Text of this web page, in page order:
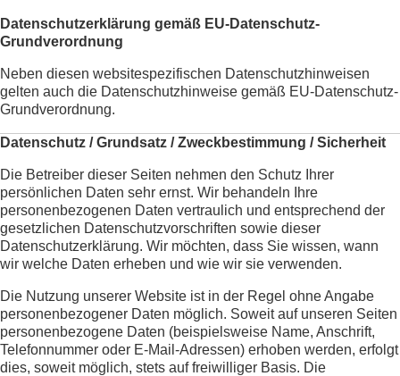
Datenschutzerklärung gemäß EU-Datenschutz-
Grundverordnung
Neben diesen websitespezifischen Datenschutzhinweisen
gelten auch die Datenschutzhinweise gemäß EU-Datenschutz-
Grundverordnung.
Datenschutz / Grundsatz / Zweckbestimmung / Sicherheit
Die Betreiber dieser Seiten nehmen den Schutz Ihrer
persönlichen Daten sehr ernst. Wir behandeln Ihre
personenbezogenen Daten vertraulich und entsprechend der
gesetzlichen Datenschutzvorschriften sowie dieser
Datenschutzerklärung. Wir möchten, dass Sie wissen, wann
wir welche Daten erheben und wie wir sie verwenden.
Die Nutzung unserer Website ist in der Regel ohne Angabe
personenbezogener Daten möglich. Soweit auf unseren Seiten
personenbezogene Daten (beispielsweise Name, Anschrift,
Telefonnummer oder E-Mail-Adressen) erhoben werden, erfolgt
dies, soweit möglich, stets auf freiwilliger Basis. Die